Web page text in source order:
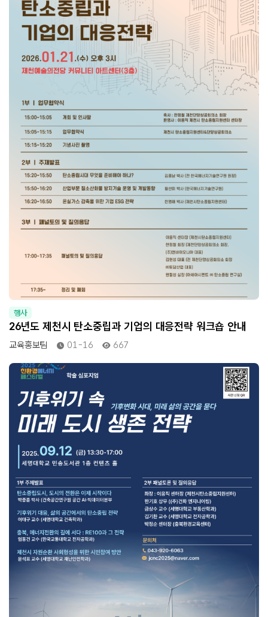
행사
26년도 제천시 탄소중립과 기업의 대응전략 워크숍 안내
교육홍보팀 01-16 667